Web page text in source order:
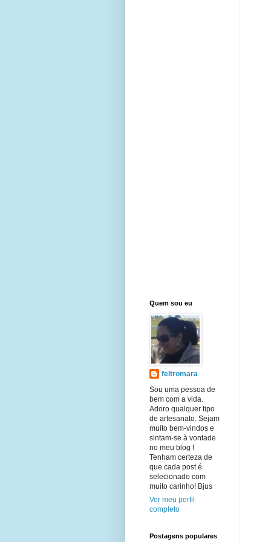
Quem sou eu
feltromara
Sou uma pessoa de
bem com a vida.
Adoro qualquer tipo
de artesanato. Sejam
muito bem-vindos e
sintam-se à vontade
no meu blog !
Tenham certeza de
que cada post é
selecionado com
muito carinho! Bjus
Ver meu perfil
completo
Postagens populares